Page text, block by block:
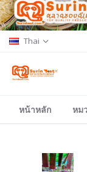
Thai
หน้าหลัก หม